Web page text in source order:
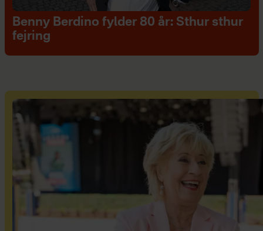
Benny Berdino fylder 80 år: Sthur sthur
fejring